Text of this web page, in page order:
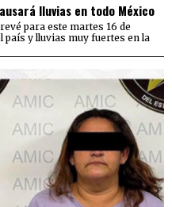
lluvias en todo México
para este martes 16 de
y lluvias muy fuertes en la